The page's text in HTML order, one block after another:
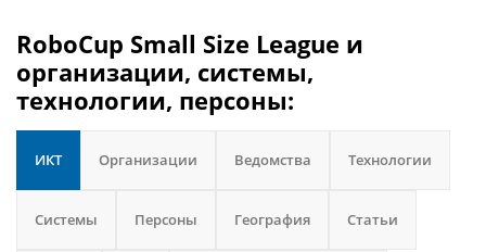
RoboCup Small Size League и
организации, системы,
технологии, персоны:
ИКТ Организации Ведомства Технологии
Системы Персоны География Статьи